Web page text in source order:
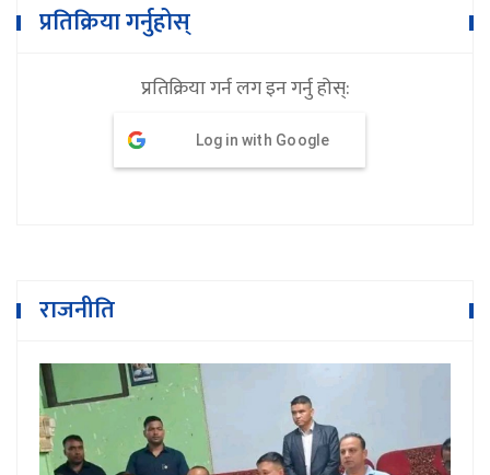
प्रतिक्रिया गर्नुहोस्
प्रतिक्रिया गर्न लग इन गर्नु होस्:
Log in with Google
राजनीति